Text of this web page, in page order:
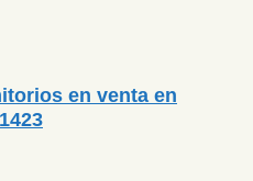
en venta en